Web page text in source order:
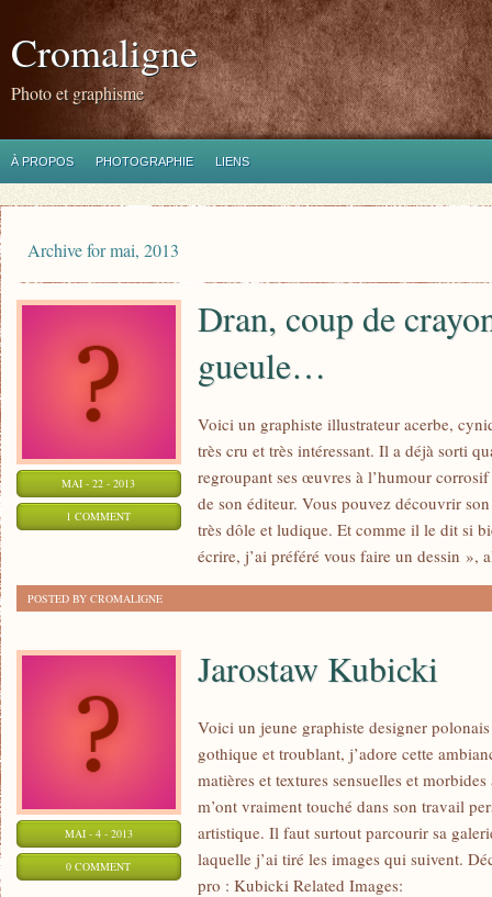
Cromaligne
Photo et graphisme
À PROPOS PHOTOGRAPHIE LIENS
Archive for mai, 2013
MAI - 22 - 2013
1 COMMENT
Dran, coup de
gueule…
Voici un graphiste illustrateur acerbe,
très cru et très intéressant. Il a déjà sorti
regroupant ses œuvres à l’humour
de son éditeur. Vous pouvez découvrir
très dôle et ludique. Et comme il le dit si
écrire, j’ai préféré vous faire un dessin »,
POSTED BY CROMALIGNE
MAI - 4 - 2013
0 COMMENT
Jarostaw Kubicki
Voici un jeune graphiste designer
gothique et troublant, j’adore cette
matières et textures sensuelles et
m’ont vraiment touché dans son travail
artistique. Il faut surtout parcourir sa
laquelle j’ai tiré les images qui suivent.
pro : Kubicki Related Images: